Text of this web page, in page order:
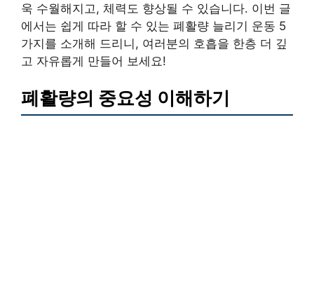
욱 수월해지고, 체력도 향상될 수 있습니다. 이번 글
에서는 쉽게 따라 할 수 있는 폐활량 늘리기 운동 5
가지를 소개해 드리니, 여러분의 호흡을 한층 더 깊
고 자유롭게 만들어 보세요!
폐활량의 중요성 이해하기